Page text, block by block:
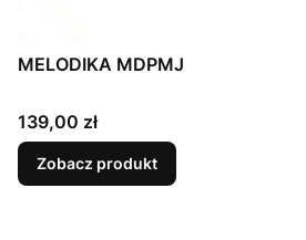
MELODIKA MDPMJ
Cena
139,00 zł
Zobacz produkt